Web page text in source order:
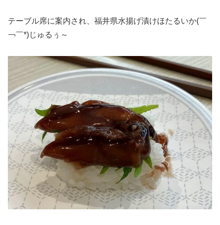
テーブル席に案内され、福井県水揚げ漬けほたるいか(￣
￢￣*)じゅるぅ～